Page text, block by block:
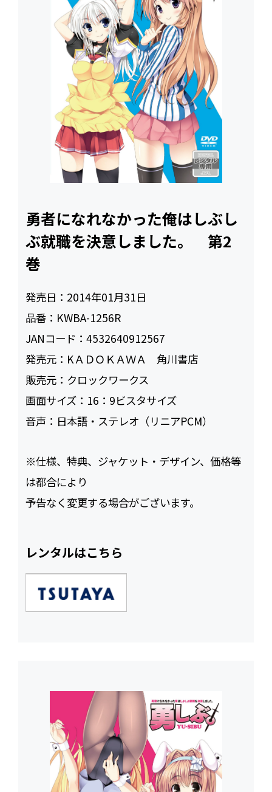
勇者になれなかった俺はしぶし
ぶ就職を決意しました。 第2
巻
発売日： 2014年01月31日
品番： KWBA-1256R
JANコード：4532640912567
発売元： KＡＤＯＫＡＷＡ 角川書店
販売元： クロックワークス
画面サイズ： 16：9ビスタサイズ
音声： 日本語・ステレオ（リニアPCM）
※仕様、特典、ジャケット・デザイン、価格等
は都合により
予告なく変更する場合がございます。
レンタルはこちら